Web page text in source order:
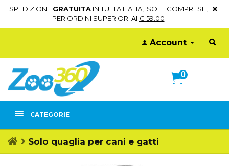
SPEDIZIONE GRATUITAIN TUTTA ITALIA, ISOLE COMPRESE,
PER ORDINI SUPERIORI AI € 59.00
Account
0
CATEGORIE
Solo quaglia per cani e gatti